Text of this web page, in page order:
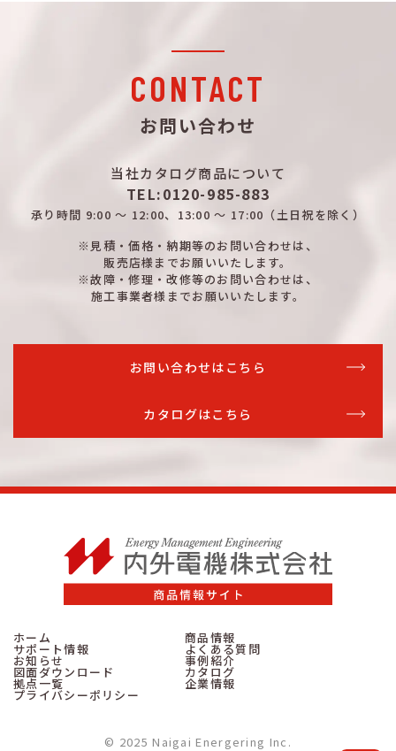
CONTACT
お問い合わせ
当社カタログ商品について
TEL:0120-985-883
承り時間 9:00 ～ 12:00、13:00 ～ 17:00 （土日祝を除く）
※見積・価格・納期等のお問い合わせは、
販売店様までお願いいたします。
※故障・修理・改修等のお問い合わせは、
施工事業者様までお願いいたします。
お問い合わせはこちら
カタログはこちら
© 2025 Naigai Energering Inc.
ホーム 商品情報
サポート情報 よくある質問
お知らせ 事例紹介
図面ダウンロード カタログ
拠点一覧 企業情報
プライバシーポリシー